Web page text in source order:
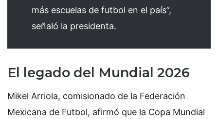
más escuelas de futbol en el país”,
señaló la presidenta.
El legado del Mundial 2026
Mikel Arriola, comisionado de la Federación
Mexicana de Futbol, afirmó que la Copa Mundial